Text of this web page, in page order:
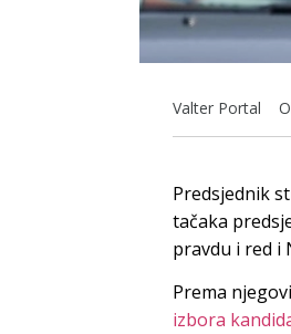
Valter Portal
Predsjednik
tačaka
pravdu i red i
Prema
izbora